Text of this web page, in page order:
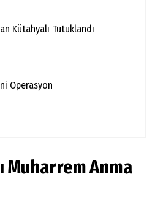
Kütahyalı Tutuklandı
Operasyon
Muharrem Anma